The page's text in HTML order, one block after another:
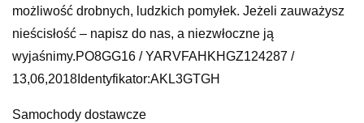
możliwość drobnych, ludzkich pomyłek. Jeżeli zauważysz
nieścisłość – napisz do nas, a niezwłoczne ją
wyjaśnimy.PO8GG16 / YARVFAHKHGZ124287 /
13,06,2018Identyfikator:AKL3GTGH
Samochody dostawcze